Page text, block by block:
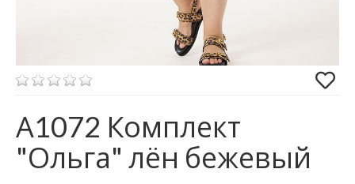
А1072 Комплект
"Ольга" лён бежевый